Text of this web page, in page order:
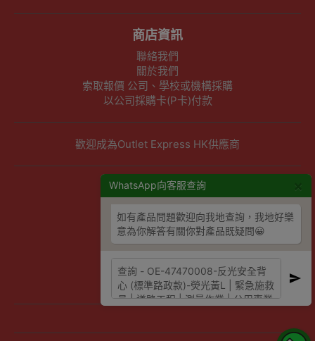
WhatsApp向客服查詢
如有產品問題歡迎向我地查詢，我地好樂
意為你解答有關你對產品既疑問😀
商店資訊
聯絡我們
關於我們
索取報價 公司、學校或機構採購
以公司採購卡(P卡)付款
歡迎成為Outlet Express HK供應商
其他資訊
隱私權及條款聲明
保養條款及更換政策
條款及細則
網站地圖